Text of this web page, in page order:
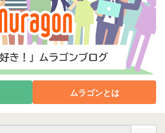
ムラゴンとは